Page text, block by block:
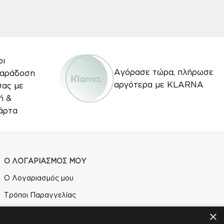
με
&
Αγόρασε τώρα, πλήρωσε
αργότερα με KLARNA
Ο ΛΟΓΑΡΙΑΣΜΟΣ ΜΟΥ
Ο Λογαριασμός μου
Τρόποι Παραγγελίας
×